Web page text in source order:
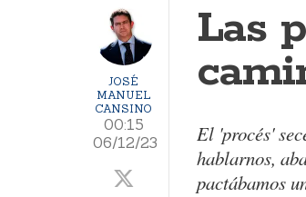
JOSÉ
MANUEL
CANSINO
00:15
06/12/23
Las
El 'procés'
hablarnos,
pactábamos